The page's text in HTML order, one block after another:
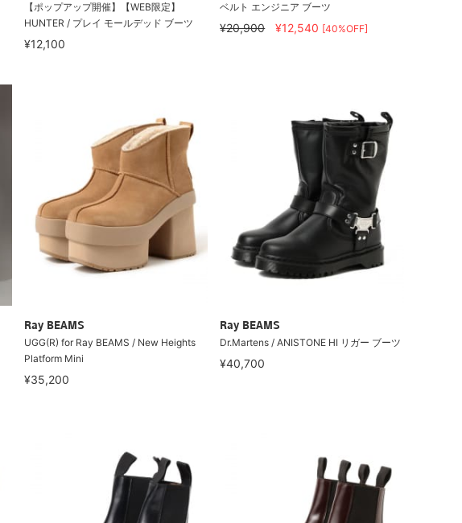
【ポップアップ開催】【WEB限定】
HUNTER / プレイ モールデッド ブーツ
¥12,100
ベルト エンジニア ブーツ
¥20,900 ¥12,540 [40%OFF]
Ray BEAMS
UGG(R) for Ray BEAMS / New Heights
Platform Mini
¥35,200
Ray BEAMS
Dr.Martens / ANISTONE HI リガー ブーツ
¥40,700